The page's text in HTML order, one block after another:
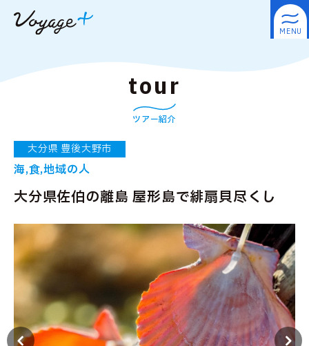
tour
ツアー紹介
大分県 豊後大野市
海,食,地域の人
大分県佐伯の離島 屋形島で緋扇貝尽くし